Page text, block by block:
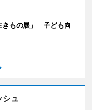
きもの展」 子ども向
シュ